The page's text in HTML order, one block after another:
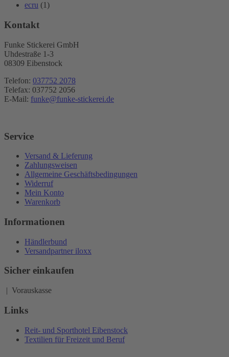
ecru (1)
Kontakt
Funke Stickerei GmbH
Uhdestraße 1-3
08309 Eibenstock
Telefon: 037752 2078
Telefax: 037752 2056
E-Mail: funke@funke-stickerei.de
Service
Versand & Lieferung
Zahlungsweisen
Allgemeine Geschäftsbedingungen
Widerruf
Mein Konto
Warenkorb
Informationen
Händlerbund
Versandpartner iloxx
Sicher einkaufen
| Vorauskasse
Links
Reit- und Sporthotel Eibenstock
Textilien für Freizeit und Beruf